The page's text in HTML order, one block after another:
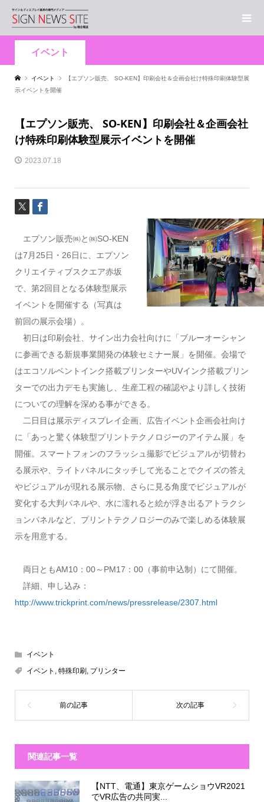
イベント
イベント
【エプソン販売、 SO-KEN】印刷会社＆企画会社け特殊印刷体験型展
示イベントを開催
【エプソン販売、 SO-KEN】印刷会社＆企画会社
け特殊印刷体験型展示イベントを開催
2023.07.18
エプソン販売㈱と㈱SO-KEN
は7月25日・26日に、エプソン
クリエイティブスクエア赤坂
で、第2回目となる体験型展示
イベントを開催する（写真は
前回の展示会場）。
初日は印刷会社、サイン出力会社向けに「ブルーオーシャン
に参画できる新規事業開発の体験セミナー展」を開催。会場で
はエコソルベントインク搭載プリンターやUVインク搭載プリン
ターでの出力デモも実施し、生産工程の確認やより詳しく技術
についての理解を深める事ができる。
二日目は展示ディスプレイ企画、広告イベント企画会社向け
に「あっと驚く体験型プリントテクノロジーのアイテム展」を
開催。スマートフォンのフラッシュ撮影でビジュアルが切替わ
る展示や、ライトパネルにタッチして光ることでクイズの答え
やビジュアルが現れる展示物、さらに見る角度でビジュアルが
変化する大判パネルや、水に濡れると絵が浮き出るアトラクシ
ョンパネルなど、プリントテクノロジーのみで楽しめる体験展
示を用意する。
両日ともAM10：00～PM17：00（事前申込制）にて開催。
詳細、申し込み：
http://www.trickprint.com/news/pressrelease/2307.html
イベント
イベント , 特殊印刷 , プリンター
関連記事一覧
【NTT、電通】東京ゲームショウVR2021
でVR広告の共同実...